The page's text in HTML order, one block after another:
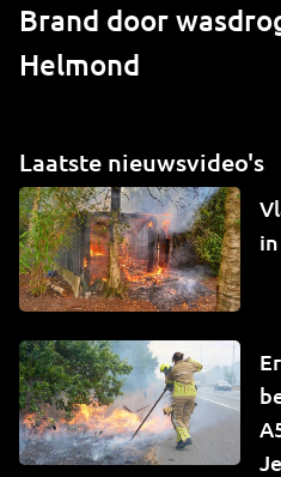
Brand door
Helmond
Laatste nieuwsvideo's